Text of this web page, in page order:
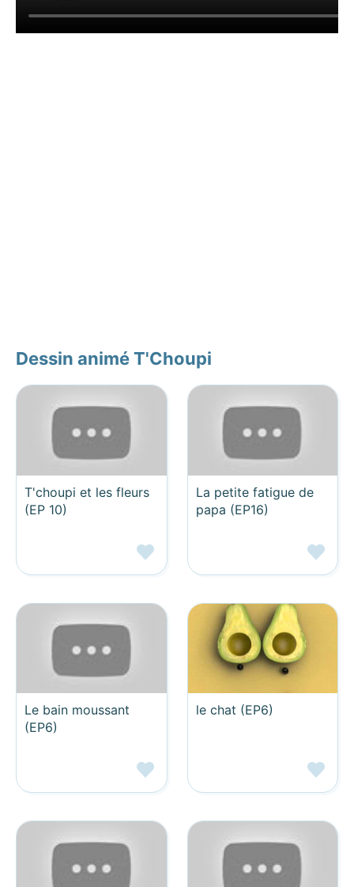
Dessin animé T'Choupi
T'choupi et les fleurs
(EP 10)
La petite fatigue de
papa (EP16)
Le bain moussant
(EP6)
le chat (EP6)